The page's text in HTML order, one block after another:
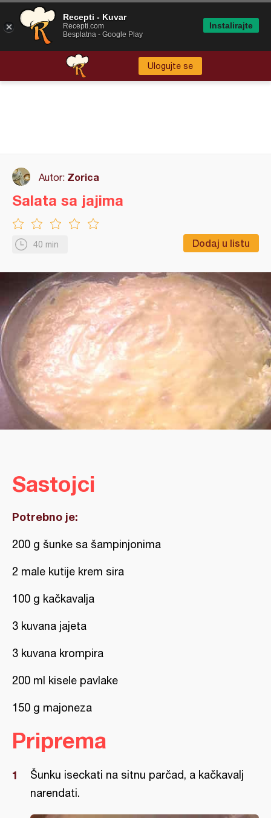
Ulogujte se
Autor: Zorica
40 min Dodaj u listu
Salata sa jajima
Sastojci
Potrebno je:
200 g šunke sa šampinjonima
2 male kutije krem sira
100 g kačkavalja
3 kuvana jajeta
3 kuvana krompira
200 ml kisele pavlake
150 g majoneza
Priprema
Šunku iseckati na sitnu parčad, a kačkavalj
narendati.
Recepti - Kuvar
Recepti.com
Besplatna - Google Play
Instalirajte